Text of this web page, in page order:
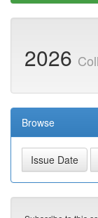
2026
Browse